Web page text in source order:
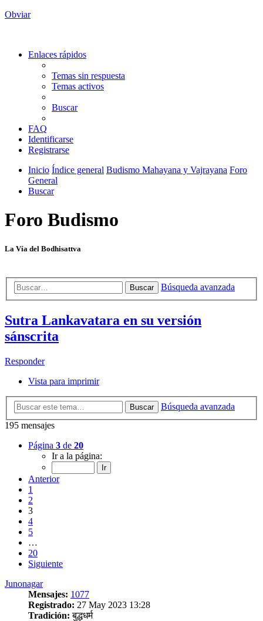
Obviar
Enlaces rápidos
Temas sin respuesta
Temas activos
Buscar
FAQ
Identificarse
Registrarse
Inicio Índice general Budismo Mahayana y Vajrayana Foro
General
Buscar
Foro Budismo
La Vía del Bodhisattva
Buscar Búsqueda avanzada
Sutra Lankavatara en su versión
sánscrita
Responder
Vista para imprimir
Buscar
Búsqueda avanzada
195 mensajes
Página 3 de 20
Ir a la página:
Anterior
1
2
3
4
5
…
20
Siguiente
Junonagar
Mensajes: 1077
Registrado: 27 May 2023 13:28
Tradición: बुद्धधर्म